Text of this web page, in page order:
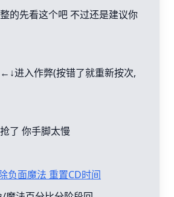
的先看这个吧 不过还是建议你
进入作弊(按错了就重新按次,
了 你手脚太慢
负面魔法 重置CD时间